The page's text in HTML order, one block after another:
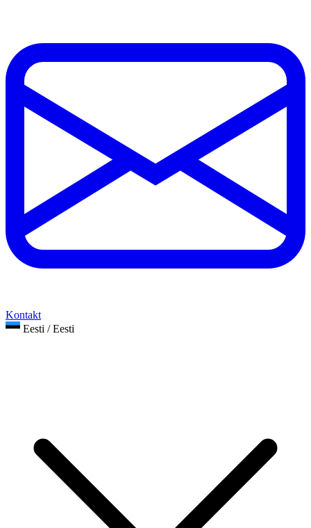
Kontakt
Eesti / Eesti